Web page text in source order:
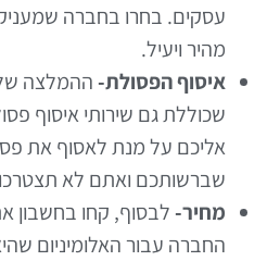
עסקים. בחרו בחברה
מהיר ויעיל.
איסוף הפסולת-ההמלצה
שכוללת גם שירותי איסוף
אליכם על מנת לאסוף את
שברשותכם ואתם לא
מחיר-לבסוף, קחו
החברה עבור האלומיניום